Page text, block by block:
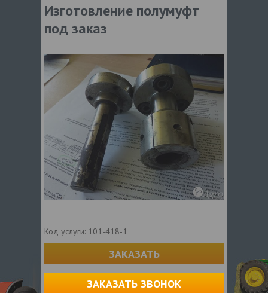
Изготовление полумуфт
под заказ
Код услуги: 101-418-1
ЗАКАЗАТЬ
ЗАКАЗАТЬ ЗВОНОК